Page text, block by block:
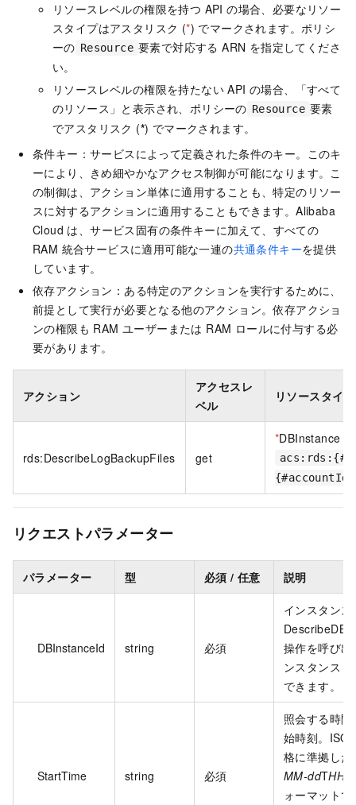
リソースレベルの権限を持つ API の場合、必要なリソー
スタイプはアスタリスク (*) でマークされます。ポリシ
ーの Resource 要素で対応する ARN を指定してくださ
い。
リソースレベルの権限を持たない API の場合、「すべて
のリソース」と表示され、ポリシーの Resource 要素
でアスタリスク (*) でマークされます。
条件キー：サービスによって定義された条件のキー。このキ
ーにより、きめ細やかなアクセス制御が可能になります。こ
の制御は、アクション単体に適用することも、特定のリソー
スに対するアクションに適用することもできます。Alibaba
Cloud は、サービス固有の条件キーに加えて、すべての
RAM 統合サービスに適用可能な一連の共通条件キーを提供
しています。
依存アクション：ある特定のアクションを実行するために、
前提として実行が必要となる他のアクション。依存アクショ
ンの権限も RAM ユーザーまたは RAM ロールに付与する必
要があります。
アクション
アクセスレ
ベル
リソースタイプ
rds:DescribeLogBackupFiles get
*DBInstance
リクエストパラメーター
パラメーター 型 必須 / 任意 説明
DBInstanceId string 必須
インスタン
操作を呼び出
ンスタンス
できます。
StartTime string 必須
照会する時
始時刻。ISO
格に準拠した
MM-ddT
ォーマット